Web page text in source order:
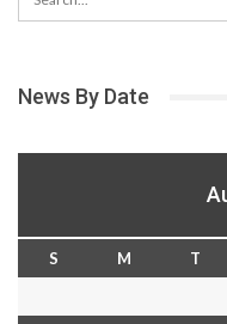
News By Date
S M T